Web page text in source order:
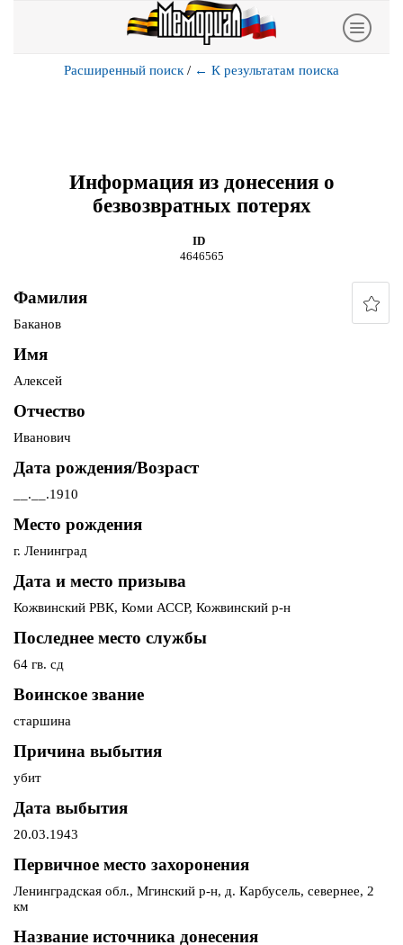
Расширенный поиск / ← К результатам поиска
Информация из донесения о
безвозвратных потерях
ID
4646565
Фамилия
Баканов
Имя
Алексей
Отчество
Иванович
Дата рождения/Возраст
__.__.1910
Место рождения
г. Ленинград
Дата и место призыва
Кожвинский РВК, Коми АССР, Кожвинский р-н
Последнее место службы
64 гв. сд
Воинское звание
старшина
Причина выбытия
убит
Дата выбытия
20.03.1943
Первичное место захоронения
Ленинградская обл., Мгинский р-н, д. Карбусель, севернее, 2
км
Название источника донесения